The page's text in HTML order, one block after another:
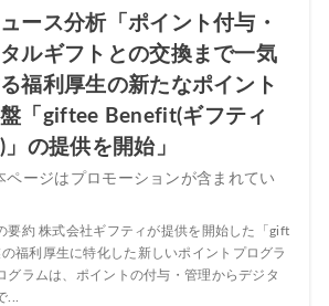
ース分析「ポイント付与・
ルギフトとの交換まで一気
福利厚生の新たなポイント
「giftee Benefit(ギフティ
の提供を開始」
要約 株式会社ギフティが提供を開始した「gift
福利厚生に特化した新しいポイントプログラ
グラムは、ポイントの付与・管理からデジタ
...